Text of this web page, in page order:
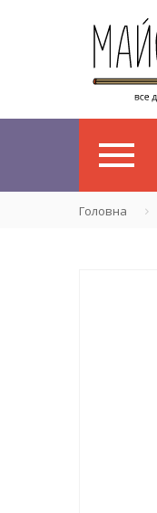
Головна